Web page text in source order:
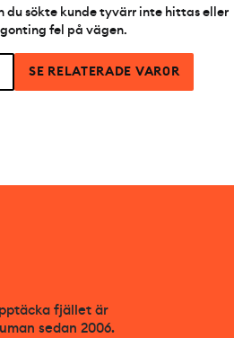
du sökte kunde tyvärr inte hittas eller
fel på vägen.
SE RELATERADE VAR0R
fjället är
sedan 2006.